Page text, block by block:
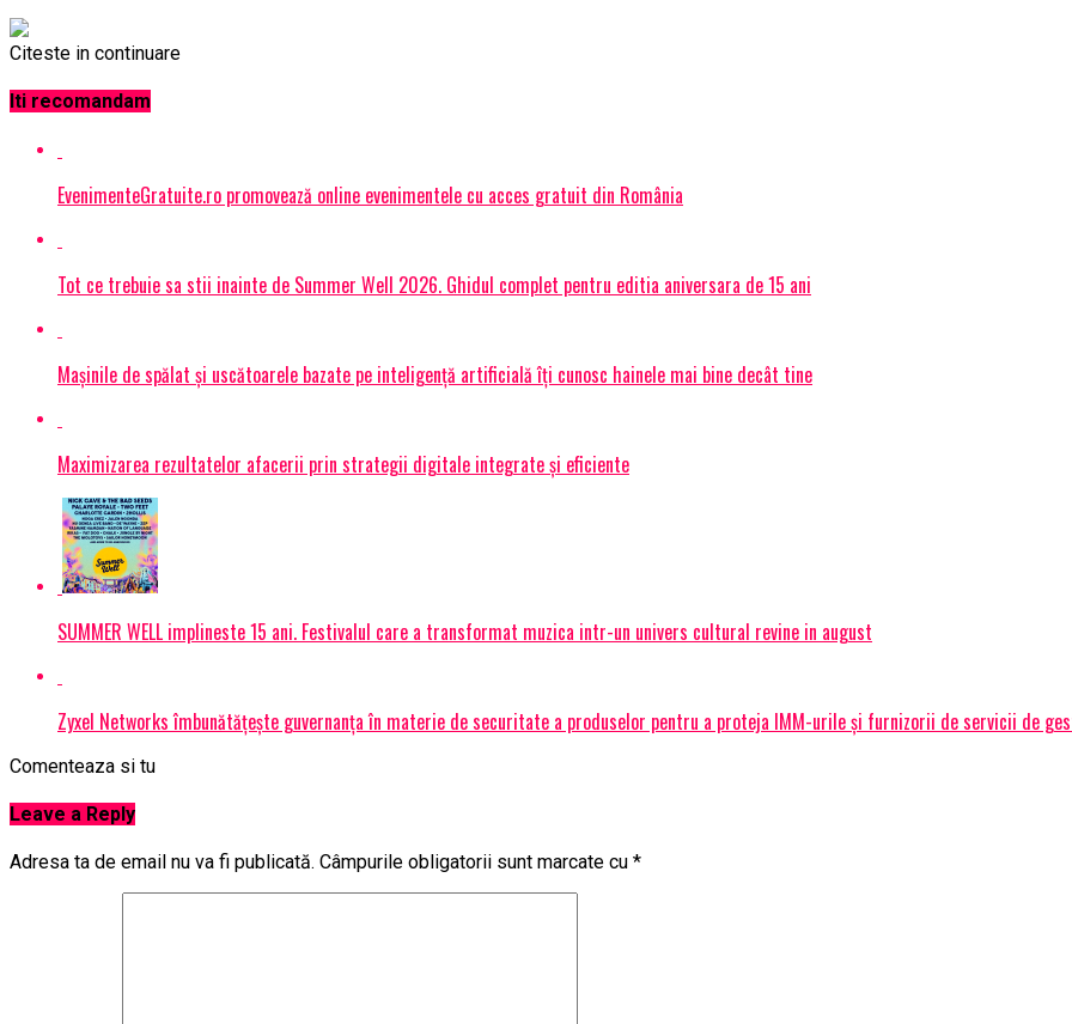
Citeste in continuare
Iti recomandam
EvenimenteGratuite.ro promovează online evenimentele cu acces gratuit din România
Tot ce trebuie sa stii inainte de Summer Well 2026. Ghidul complet pentru editia aniversara de 15 ani
Mașinile de spălat și uscătoarele bazate pe inteligență artificială îți cunosc hainele mai bine decât tine
Maximizarea rezultatelor afacerii prin strategii digitale integrate și eficiente
SUMMER WELL implineste 15 ani. Festivalul care a transformat muzica intr-un univers cultural revine in august
Zyxel Networks îmbunătățește guvernanța în materie de securitate a produselor pentru a proteja IMM-urile și furnizorii de servicii de
Comenteaza si tu
Leave a Reply
Adresa ta de email nu va fi publicată. Câmpurile obligatorii sunt marcate cu *